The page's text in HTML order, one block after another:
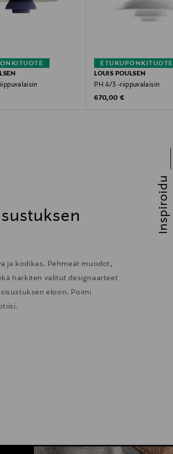
ETUKUPONKITUOTE
LOUIS POULSEN
PH 4/3 -riippuvalaisin
Original Price
670,00 €
ja kodikas. Pehmeät muodot,
harkiten valitut designaarteet
eloon. Poimi
Inspiroidu